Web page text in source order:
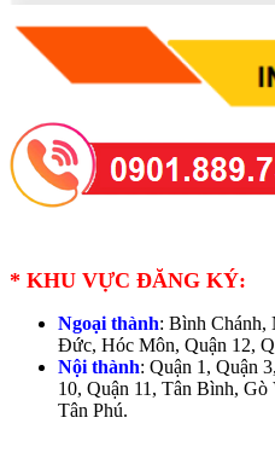
* KHU VỰC ĐĂNG KÝ:
Ngoại thành: Bình Chánh,
Đức, Hóc Môn, Quận 12,
Nội thành: Quận 1, Quận
10, Quận 11, Tân Bình,
Tân Phú.